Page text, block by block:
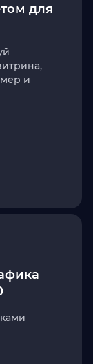
для
и